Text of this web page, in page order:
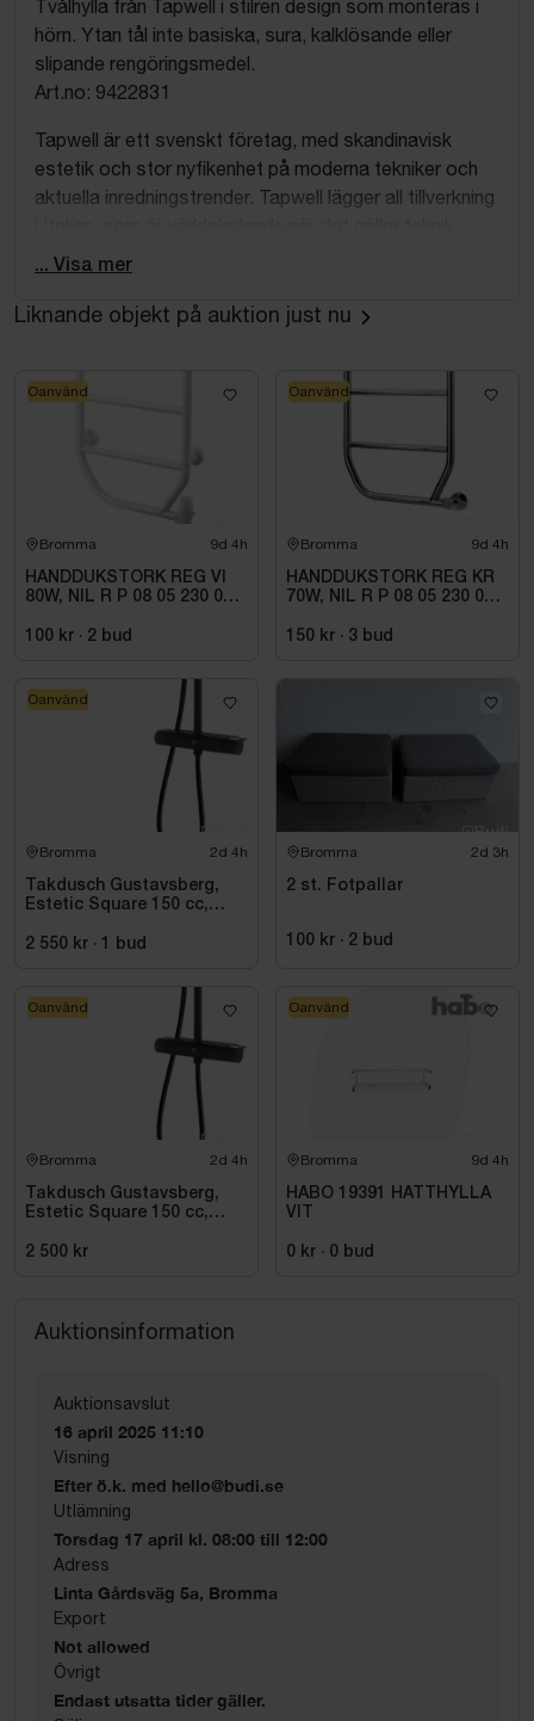
Tvålhylla från Tapwell i stilren design som monteras i
hörn. Ytan tål inte basiska, sura, kalklösande eller
slipande rengöringsmedel.
Art.no: 9422831
Tapwell är ett svenskt företag, med skandinavisk
estetik och stor nyfikenhet på moderna tekniker och
aktuella inredningstrender. Tapwell lägger all tillverkning
material och design. Tillsammans med Tapwells stora
installationsmetoder och konsumentönskemål – och
kravspecifikationer – kan resultatet bara bli ett: hög
kvalitet och innovativ design till bra priser.
... Visa mer
Liknande objekt på auktion just nu
Bromma 9d 4h
HANDDUKSTORK REG VI
80W, NIL R P 08 05 230 01 1
100 kr · 2 bud
Oanvänd
Bromma 9d 4h
HANDDUKSTORK REG KR
70W, NIL R P 08 05 230 01
150 kr · 3 bud
Oanvänd
Bromma 2d 4h
Takdusch Gustavsberg,
Estetic Square 150 cc,
2 550 kr · 1 bud
Oanvänd
Bromma 2d 3h
2 st. Fotpallar
100 kr · 2 bud
Bromma 2d 4h
Takdusch Gustavsberg,
Estetic Square 150 cc,
2 500 kr
Oanvänd
Bromma 9d 4h
HABO 19391 HATTHYLLA
VIT
0 kr · 0 bud
Oanvänd
Auktionsinformation
Auktionsavslut
16 april 2025 11:10
Visning
Efter ö.k. med hello@budi.se
Utlämning
Torsdag 17 april kl. 08:00 till 12:00
Adress
Linta Gårdsväg 5a, Bromma
Export
Not allowed
Övrigt
Endast utsatta tider gäller.